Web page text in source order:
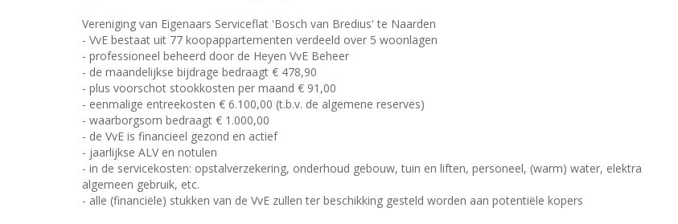
Vereniging van Eigenaars Serviceflat 'Bosch van Bredius' te Naarden
- VvE bestaat uit 77 koopappartementen verdeeld over 5 woonlagen
- professioneel beheerd door de Heyen VvE Beheer
- de maandelijkse bijdrage bedraagt € 478,90
- plus voorschot stookkosten per maand € 91,00
- eenmalige entreekosten € 6.100,00 (t.b.v. de algemene reserves)
- waarborgsom bedraagt € 1.000,00
- de VvE is financieel gezond en actief
- jaarlijkse ALV en notulen
- in de servicekosten: opstalverzekering, onderhoud gebouw, tuin en liften, personeel, (warm) water, elektra
algemeen gebruik, etc.
- alle (financiële) stukken van de VvE zullen ter beschikking gesteld worden aan potentiële kopers